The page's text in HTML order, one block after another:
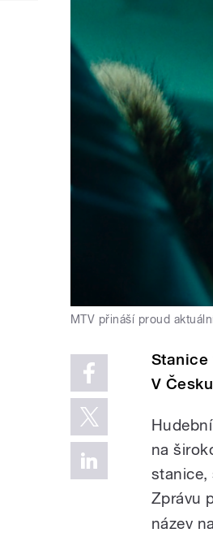
MTV přináší proud
V
na
stanice,
Zprávu
název